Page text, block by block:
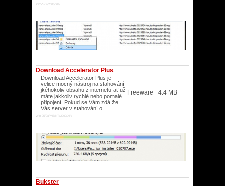
XP/Vista/2003/XP/
Download Accelerator Plus
Download Accelerator Plus je
velice mocný nástroj na stahování
jkéhokoliv obsahu z internetu ať už
máte jakkoliv rychlé nebo pomalé
připojení. Pokud se Vám zdá že
Vás server v stahování o
Win 95/98/ME/NT/2000/XP/
Freeware 4.4 MB
Bukster